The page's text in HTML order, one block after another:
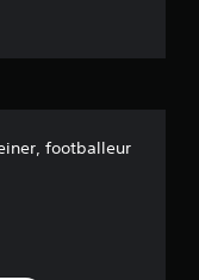
l
e
footballeur